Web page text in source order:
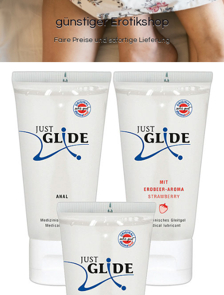
günstiger Erotikshop
Faire Preise und sofortige Lieferung